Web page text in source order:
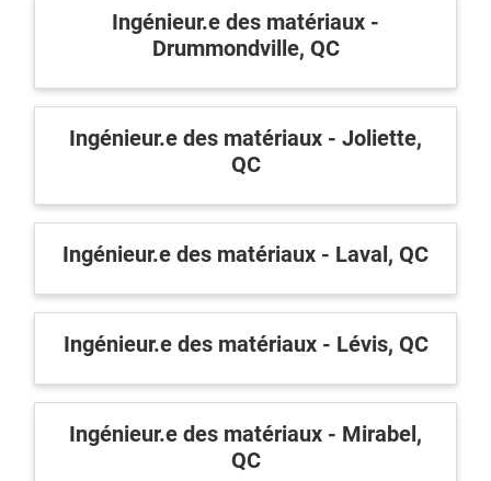
Ingénieur.e des matériaux -
Drummondville, QC
Ingénieur.e des matériaux - Joliette,
QC
Ingénieur.e des matériaux - Laval, QC
Ingénieur.e des matériaux - Lévis, QC
Ingénieur.e des matériaux - Mirabel,
QC